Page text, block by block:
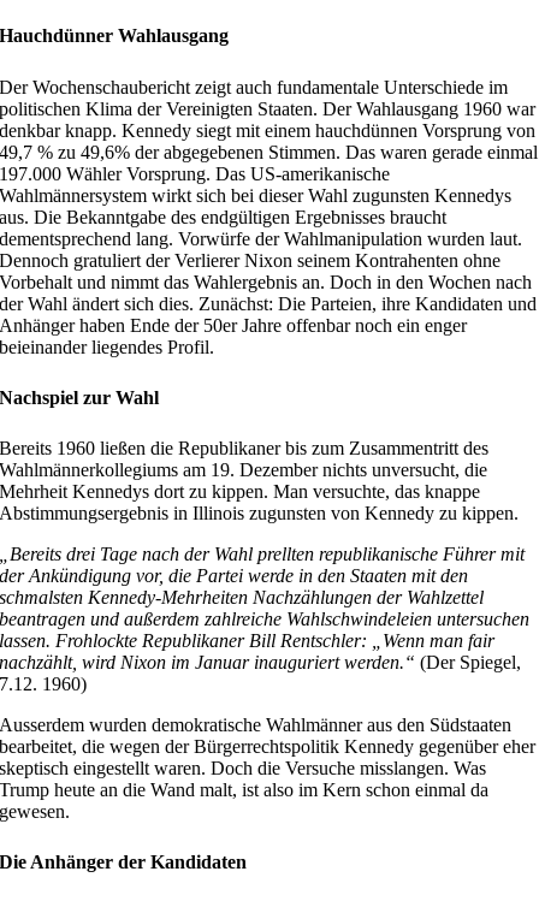
Hauchdünner Wahlausgang
Der Wochenschaubericht zeigt auch fundamentale Unterschiede im
politischen Klima der Vereinigten Staaten. Der Wahlausgang 1960 war
denkbar knapp. Kennedy siegt mit einem hauchdünnen Vorsprung von
49,7 % zu 49,6% der abgegebenen Stimmen. Das waren gerade einmal
197.000 Wähler Vorsprung. Das US-amerikanische
Wahlmännersystem wirkt sich bei dieser Wahl zugunsten Kennedys
aus. Die Bekanntgabe des endgültigen Ergebnisses braucht
dementsprechend lang. Vorwürfe der Wahlmanipulation wurden laut.
Dennoch gratuliert der Verlierer Nixon seinem Kontrahenten ohne
Vorbehalt und nimmt das Wahlergebnis an. Doch in den Wochen nach
der Wahl ändert sich dies. Zunächst: Die Parteien, ihre Kandidaten und
Anhänger haben Ende der 50er Jahre offenbar noch ein enger
beieinander liegendes Profil.
Nachspiel zur Wahl
Bereits 1960 ließen die Republikaner bis zum Zusammentritt des
Wahlmännerkollegiums am 19. Dezember nichts unversucht, die
Mehrheit Kennedys dort zu kippen. Man versuchte, das knappe
Abstimmungsergebnis in Illinois zugunsten von Kennedy zu kippen.
„Bereits drei Tage nach der Wahl prellten republikanische Führer mit
der Ankündigung vor, die Partei werde in den Staaten mit den
schmalsten Kennedy-Mehrheiten Nachzählungen der Wahlzettel
beantragen und außerdem zahlreiche Wahlschwindeleien untersuchen
lassen. Frohlockte Republikaner Bill Rentschler: „Wenn man fair
nachzählt, wird Nixon im Januar inauguriert werden.“(Der Spiegel,
7.12. 1960)
Ausserdem wurden demokratische Wahlmänner aus den Südstaaten
bearbeitet, die wegen der Bürgerrechtspolitik Kennedy gegenüber eher
skeptisch eingestellt waren. Doch die Versuche misslangen. Was
Trump heute an die Wand malt, ist also im Kern schon einmal da
gewesen.
Die Anhänger der Kandidaten